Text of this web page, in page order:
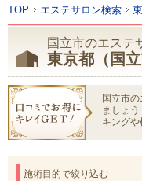
TOP エステサロン検索
国立市のエステ
東京都（国
国立市
ましょ
キング
施術目的で絞り込む